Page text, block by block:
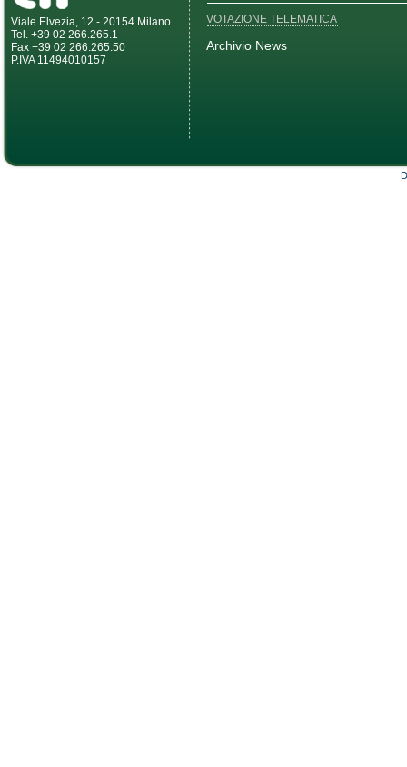
Viale Elvezia, 12 - 20154 Milano
Tel. +39 02 266.265.1
Fax +39 02 266.265.50
P.IVA 11494010157
VOTAZIONE TELEMATICA
Archivio News